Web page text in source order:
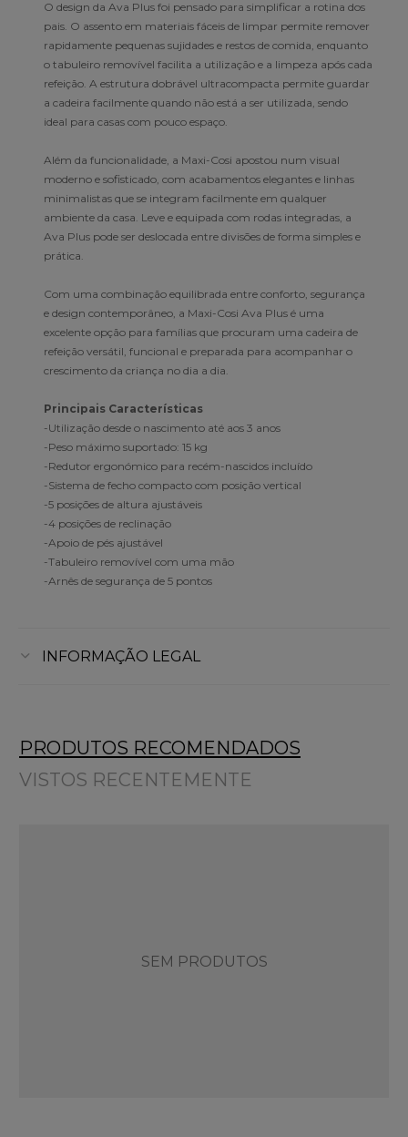
O design da Ava Plus foi pensado para simplificar a rotina dos
pais. O assento em materiais fáceis de limpar permite remover
rapidamente pequenas sujidades e restos de comida, enquanto
o tabuleiro removível facilita a utilização e a limpeza após cada
refeição. A estrutura dobrável ultracompacta permite guardar
a cadeira facilmente quando não está a ser utilizada, sendo
ideal para casas com pouco espaço.
Além da funcionalidade, a Maxi-Cosi apostou num visual
moderno e sofisticado, com acabamentos elegantes e linhas
minimalistas que se integram facilmente em qualquer
ambiente da casa. Leve e equipada com rodas integradas, a
Ava Plus pode ser deslocada entre divisões de forma simples e
prática.
Com uma combinação equilibrada entre conforto, segurança
e design contemporâneo, a Maxi-Cosi Ava Plus é uma
excelente opção para famílias que procuram uma cadeira de
refeição versátil, funcional e preparada para acompanhar o
crescimento da criança no dia a dia.
Principais Características
-Utilização desde o nascimento até aos 3 anos
-Peso máximo suportado: 15 kg
-Redutor ergonómico para recém-nascidos incluído
-Sistema de fecho compacto com posição vertical
-5 posições de altura ajustáveis
-4 posições de reclinação
-Apoio de pés ajustável
-Tabuleiro removível com uma mão
-Arnês de segurança de 5 pontos
INFORMAÇÃO LEGAL
PRODUTOS RECOMENDADOS
VISTOS RECENTEMENTE
SEM PRODUTOS